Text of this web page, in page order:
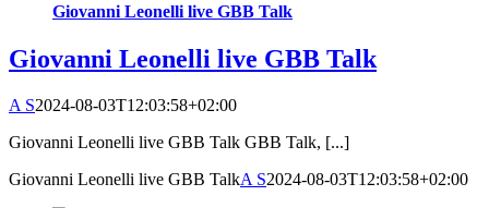
Giovanni Leonelli live GBB Talk
Giovanni Leonelli live GBB Talk
A S2024-08-03T12:03:58+02:00
Giovanni Leonelli live GBB Talk GBB Talk, [...]
Giovanni Leonelli live GBB TalkA S2024-08-03T12:03:58+02:00